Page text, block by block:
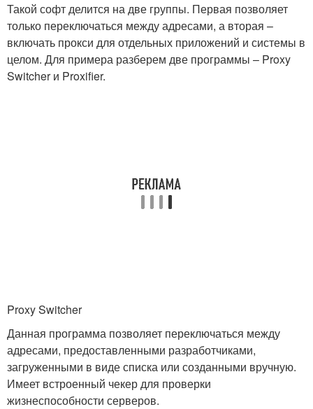
Такой софт делится на две группы. Первая позволяет
только переключаться между адресами, а вторая –
включать прокси для отдельных приложений и системы в
целом. Для примера разберем две программы – Proxy
Switcher и Proxifier.
Proxy Switcher
Данная программа позволяет переключаться между
адресами, предоставленными разработчиками,
загруженными в виде списка или созданными вручную.
Имеет встроенный чекер для проверки
жизнеспособности серверов.